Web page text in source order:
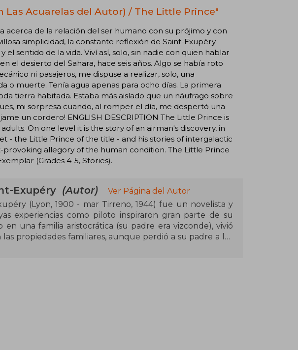
Las Acuarelas del Autor) / The Little Prince"
de la relación del ser humano con su prójimo y con
simplicidad, la constante reflexión de Saint-Exupéry
sentido de la vida. Viví así, solo, sin nadie con quien hablar
el desierto del Sahara, hace seis años. Algo se había roto
ni pasajeros, me dispuse a realizar, solo, una
o muerte. Tenía agua apenas para ocho días. La primera
tierra habitada. Estaba más aislado que un náufrago sobre
mi sorpresa cuando, al romper el día, me despertó una
un cordero! ENGLISH DESCRIPTION The Little Prince is
On one level it is the story of an airman's discovery, in
- the Little Prince of the title - and his stories of intergalactic
allegory of the human condition. The Little Prince
(Grades 4-5, Stories).
Exupéry (Autor)
Ver Página del Autor
(Lyon, 1900 - mar Tirreno, 1944) fue un novelista y
experiencias como piloto inspiraron gran parte de su
en una familia aristocrática (su padre era vizconde), vivió
propiedades familiares, aunque perdió a su padre a los
una mujer culta y sensible, ejerció una profunda